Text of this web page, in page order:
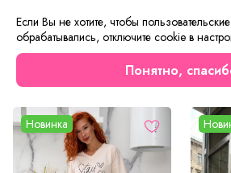
акрил +2% полиамид, удлиненные и
Мы
Новинка
Если Вы не хотите, чтобы
обрабатывались, отключите cookie в
Понятно,